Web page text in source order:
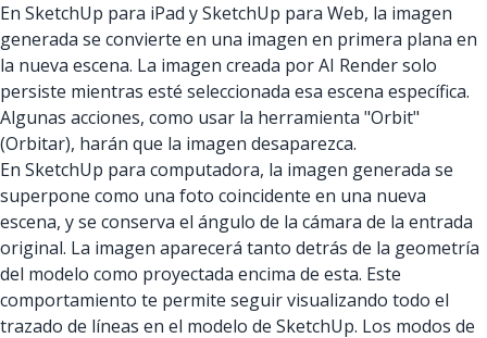
En SketchUp para iPad y SketchUp para Web, la imagen
generada se convierte en una imagen en primera plana en
la nueva escena. La imagen creada por AI Render solo
persiste mientras esté seleccionada esa escena específica.
Algunas acciones, como usar la herramienta "Orbit"
(Orbitar), harán que la imagen desaparezca.
En SketchUp para computadora, la imagen generada se
superpone como una foto coincidente en una nueva
escena, y se conserva el ángulo de la cámara de la entrada
original. La imagen aparecerá tanto detrás de la geometría
del modelo como proyectada encima de esta. Este
comportamiento te permite seguir visualizando todo el
trazado de líneas en el modelo de SketchUp. Los modos de